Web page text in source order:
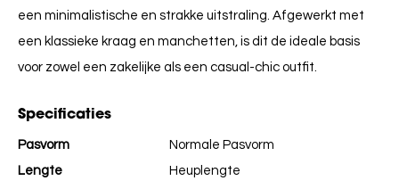
een minimalistische en strakke uitstraling. Afgewerkt met
een klassieke kraag en manchetten, is dit de ideale basis
voor zowel een zakelijke als een casual-chic outfit.
Specificaties
Pasvorm
Normale Pasvorm
Lengte
Heuplengte